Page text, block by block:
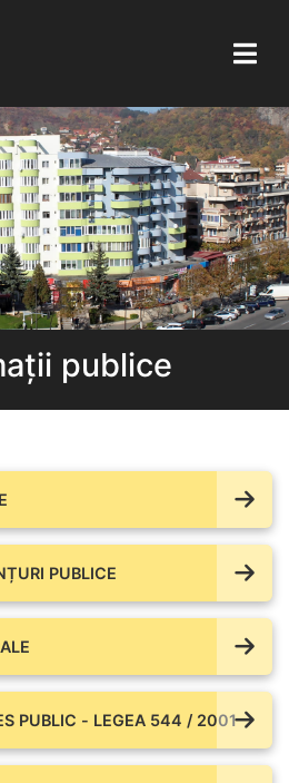
publice
PUBLICE
PUBLIC - LEGEA 544 / 2001